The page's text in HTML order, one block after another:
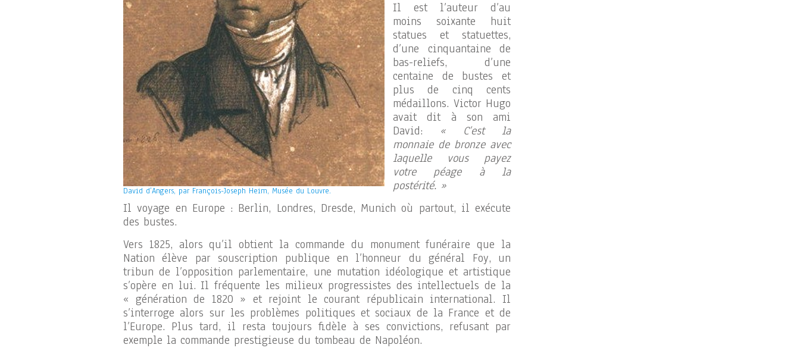
David d’Angers, par François-Joseph Heim, Musée du Louvre.
Il est l’auteur d’au
moins soixante huit
statues et statuettes,
d’une cinquantaine de
bas-reliefs, d’une
centaine de bustes et
plus de cinq cents
médaillons. Victor Hugo
avait dit à son ami
David: « C’est la
monnaie de bronze avec
laquelle vous payez
votre péage à la
postérité. »
Il voyage en Europe : Berlin, Londres, Dresde, Munich où partout, il exécute
des bustes.
Vers 1825, alors qu’il obtient la commande du monument funéraire que la
Nation élève par souscription publique en l’honneur du général Foy, un
tribun de l’opposition parlementaire, une mutation idéologique et artistique
s’opère en lui. Il fréquente les milieux progressistes des intellectuels de la
« génération de 1820 » et rejoint le courant républicain international. Il
s’interroge alors sur les problèmes politiques et sociaux de la France et de
l’Europe. Plus tard, il resta toujours fidèle à ses convictions, refusant par
exemple la commande prestigieuse du tombeau de Napoléon.